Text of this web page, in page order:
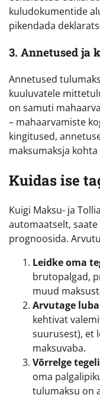
kuludokumentide
pikendada
3. Annetused ja
Annetused
kuuluvatele
on samuti
– mahaarvamiste
kingitused,
maksumaksja
Kuidas ise
Kuigi Maksu- ja
automaatselt,
prognoosida.
Leidke oma
brutopalgad,
muud
Arvutage
kehtivat
suurusest), et
maksuvaba.
Võrrelge
oma
tulumaksu on